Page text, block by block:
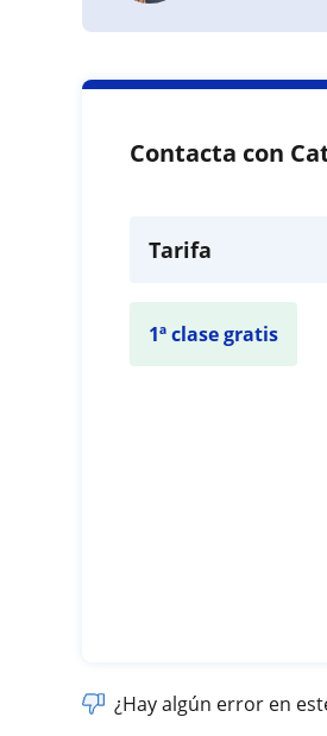
Contacta con
Tarifa
1ª clase gratis
¿Hay algún error en